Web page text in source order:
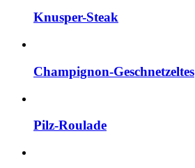
Knusper-Steak
Champignon-Geschnetzeltes
Pilz-Roulade